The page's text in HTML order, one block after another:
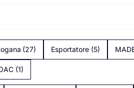
(27) Esportatore (5)
(1)